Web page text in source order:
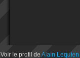
Voir le profil de Alain Lequien